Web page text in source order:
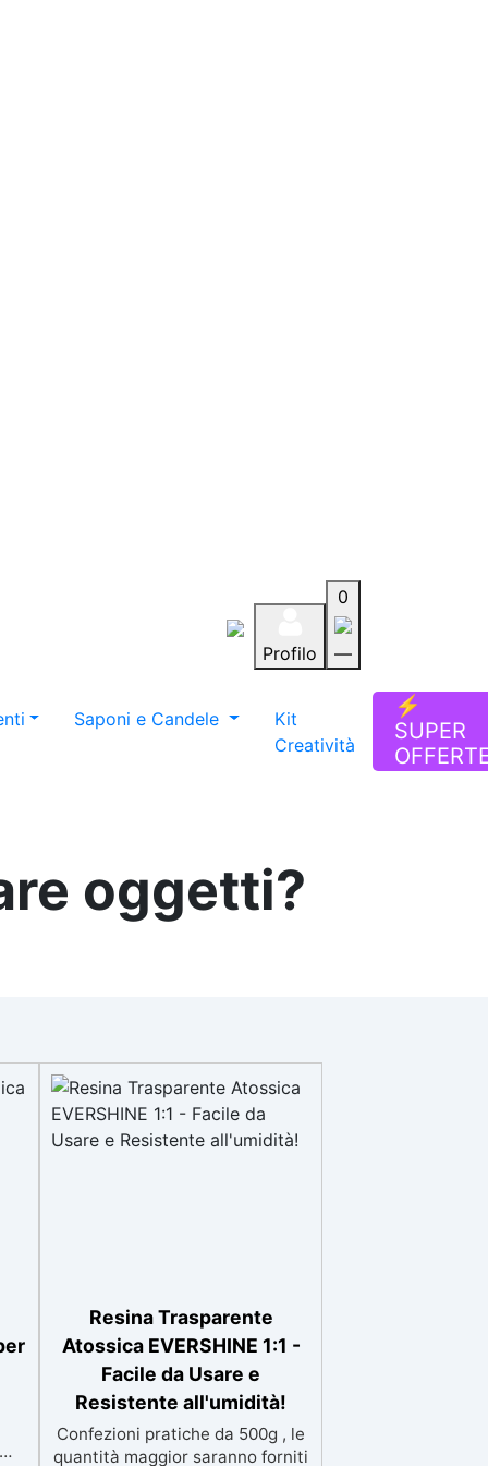
Profilo
0
—
Saponi e Candele
Kit
Creatività
⚡
SUPER
oggetti?
Resina Trasparente
Atossica EVERSHINE 1:1 -
Facile da Usare e
Resistente all'umidità!
Confezioni pratiche da 500g , le
quantità maggior saranno forniti